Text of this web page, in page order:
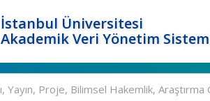
İstanbul Üniversitesi
Akademik Veri Yönetim